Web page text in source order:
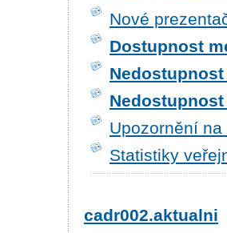
Nové
Dostupnost
Upozornění
Statistiky
cadr002.aktualni